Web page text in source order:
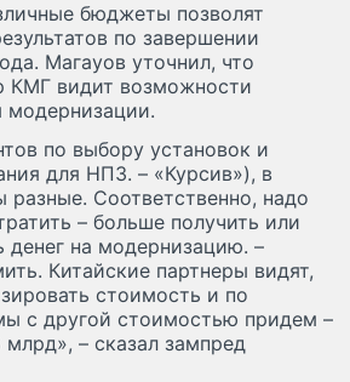
бюджеты позволят
по завершении
Магауов уточнил, что
КМГ видит возможности
по выбору установок и
для НПЗ. – «Курсив»), в
разные. Соответственно, надо
– больше получить или
денег на модернизацию. –
Китайские партнеры видят,
стоимость и по
с другой стоимостью придем –
– сказал зампред